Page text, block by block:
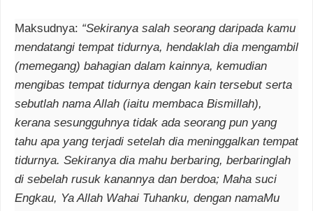
Maksudnya: “Sekiranya salah seorang daripada kamu
mendatangi tempat tidurnya, hendaklah dia mengambil
(memegang) bahagian dalam kainnya, kemudian
mengibas tempat tidurnya dengan kain tersebut serta
sebutlah nama Allah (iaitu membaca Bismillah),
kerana sesungguhnya tidak ada seorang pun yang
tahu apa yang terjadi setelah dia meninggalkan tempat
tidurnya. Sekiranya dia mahu berbaring, berbaringlah
di sebelah rusuk kanannya dan berdoa; Maha suci
Engkau, Ya Allah Wahai Tuhanku, dengan namaMu